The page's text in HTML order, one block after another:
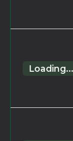
Loading...